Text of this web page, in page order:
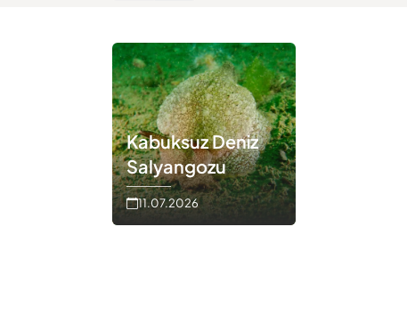
Kabuksuz Deniz
Salyangozu
11.07.2026